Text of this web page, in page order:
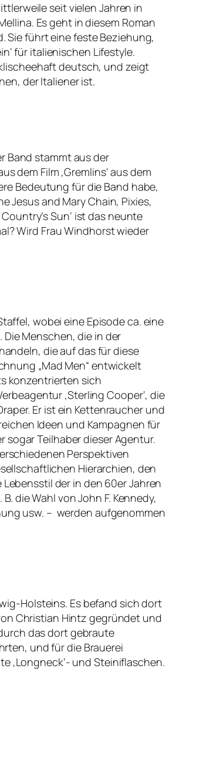
seit vielen Jahren in
Es geht in diesem Roman
Sie führt eine feste Beziehung,
für italienischen Lifestyle.
deutsch, und zeigt
der Italiener ist.
Band stammt aus der
dem Film ‚Gremlins‘ aus dem
Bedeutung für die Band habe,
Jesus and Mary Chain, Pixies,
Sun‘ ist das neunte
Wird Frau Windhorst wieder
wobei eine Episode ca. eine
Menschen, die in der
die auf das für diese
„Mad Men“ entwickelt
konzentrierten sich
‚Sterling Cooper‘, die
Er ist ein Kettenraucher und
Ideen und Kampagnen für
Teilhaber dieser Agentur.
Perspektiven
Hierarchien, den
der in den 60er Jahren
die Wahl von John F. Kennedy,
usw. – werden aufgenommen
Holsteins. Es befand sich dort
Christian Hintz gegründet und
das dort gebraute
und für die Brauerei
‚Longneck‘- und Steiniflaschen.